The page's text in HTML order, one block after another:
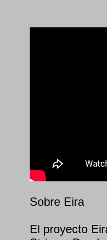
Sobre Eira
El proyecto